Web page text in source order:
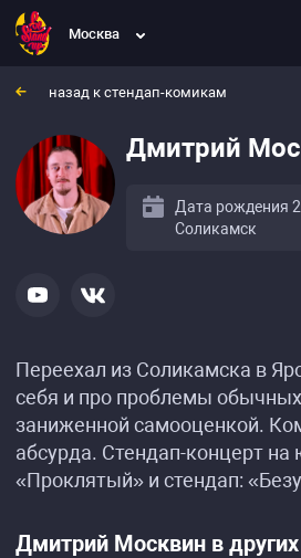
Москва
назад к стендап-комикам
Дмитрий
Дата рождения
Соликамск
Переехал из Соликамска в
себя и про проблемы
заниженной самооценкой.
абсурда. Стендап-концерт на
«Проклятый» и стендап:
Дмитрий Москвин в других